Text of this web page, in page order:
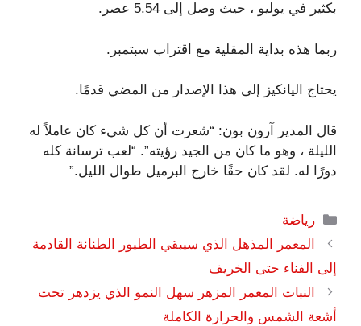
بكثير في يوليو ، حيث وصل إلى 5.54 عصر.
ربما هذه بداية المقلية مع اقتراب سبتمبر.
يحتاج اليانكيز إلى هذا الإصدار من المضي قدمًا.
قال المدير آرون بون: “شعرت أن كل شيء كان عاملاً له
الليلة ، وهو ما كان من الجيد رؤيته”. “لعب ترسانة كله
دورًا له. لقد كان حقًا خارج البرميل طوال الليل.”
التصنيفات
رياضة
المعمر المذهل الذي سيبقي الطيور الطنانة القادمة
إلى الفناء حتى الخريف
النبات المعمر المزهر سهل النمو الذي يزدهر تحت
أشعة الشمس والحرارة الكاملة